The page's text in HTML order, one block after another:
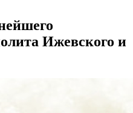
Ижевского и